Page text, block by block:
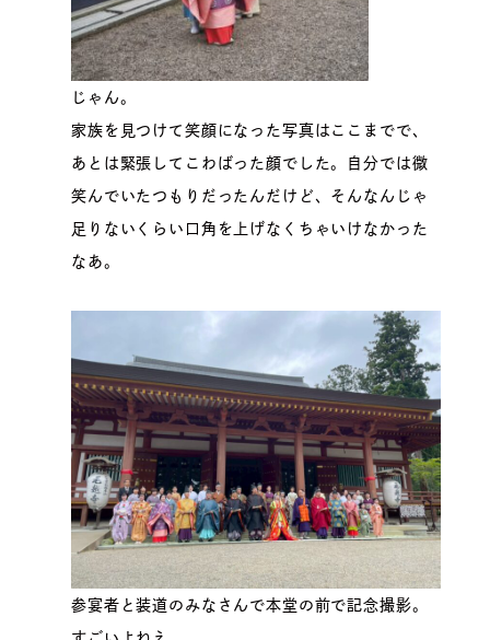
じゃん。
家族を見つけて笑顔になった写真はここまでで、
あとは緊張してこわばった顔でした。自分では微
笑んでいたつもりだったんだけど、そんなんじゃ
足りないくらい口角を上げなくちゃいけなかった
なあ。
参宴者と装道のみなさんで本堂の前で記念撮影。